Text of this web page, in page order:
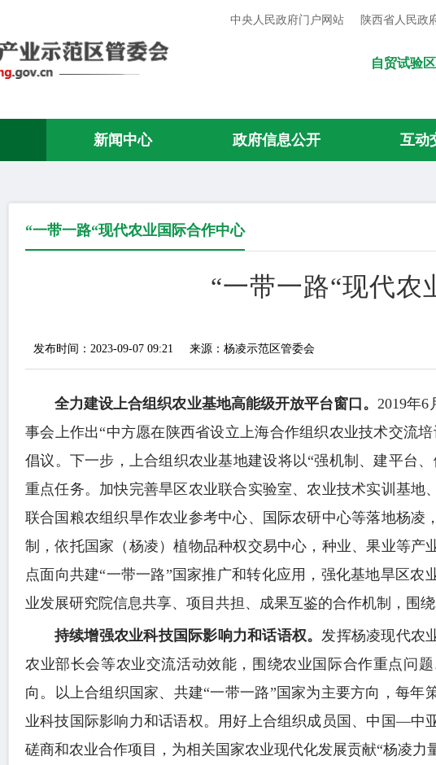
中央人民政府门户网站 陕西省人民政
自贸试验区
新闻中心 政府信息公开 互动
“一带一路“现代农业国际合作中心
“一带一路“现代农
发布时间：2023-09-07 09:21 来源：杨凌示范区管委会
全力建设上合组织农业基地高能级开放平台窗口。 2019年
事会上作出“中方愿在陕西省设立上海合作组织农业技术交流
倡议。下一步，上合组织农业基地建设将以“强机制、建平台
重点任务。加快完善旱区农业联合实验室、农业技术实训基
联合国粮农组织旱作农业参考中心、国际农研中心等落地杨
制，依托国家（杨凌）植物品种权交易中心，种业、果业等
点面向共建“一带一路”国家推广和转化应用，强化基地旱区
业发展研究院信息共享、项目共担、成果互鉴的合作机制，围
持续增强农业科技国际影响力和话语权。 发挥杨凌现代农
农业部长会等农业交流活动效能，围绕农业国际合作重点问
向。以上合组织国家、共建“一带一路”国家为主要方向，每
业科技国际影响力和话语权。用好上合组织成员国、中国—
磋商和农业合作项目，为相关国家农业现代化发展贡献“杨凌力